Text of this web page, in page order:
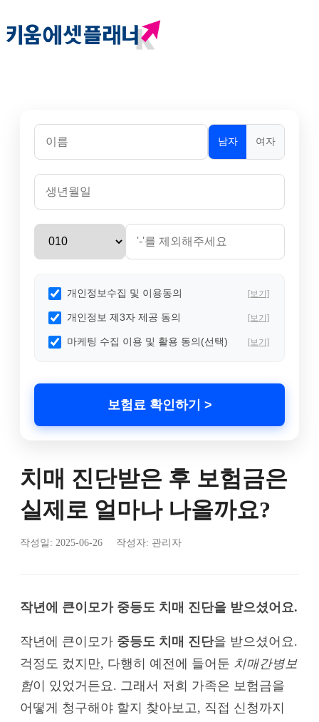
남자 여자
개인정보수집 및 이용동의 [보기]
개인정보 제3자 제공 동의 [보기]
마케팅 수집 이용 및 활용 동의(선택) [보기]
보험료 확인하기 >
치매 진단받은 후 보험금은
실제로 얼마나 나올까요?
작성일: 2025-06-26 작성자: 관리자
작년에 큰이모가 중등도 치매 진단을 받으셨어요.
작년에 큰이모가 중등도 치매 진단을 받으셨어요.
걱정도 컸지만, 다행히 예전에 들어둔 치매간병보
험이 있었거든요. 그래서 저희 가족은 보험금을
어떻게 청구해야 할지 찾아보고, 직접 신청까지